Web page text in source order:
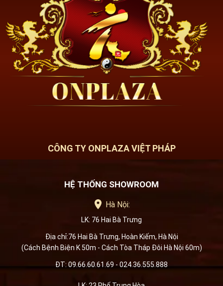
CÔNG TY ONPLAZA VIỆT PHÁP
HỆ THỐNG SHOWROOM
Hà Nội:
LK: 76 Hai Bà Trưng
Địa chỉ:76 Hai Bà Trưng, Hoàn Kiếm, Hà Nội
(Cách Bệnh Biện K 50m - Cách Tòa Tháp Đôi Hà Nội 60m)
ĐT: 09.66.60.61.69 - 024.36.555.888